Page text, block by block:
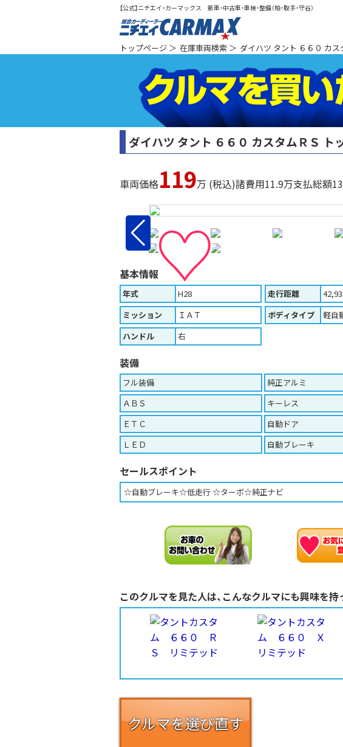
【公式】ニチエイ・カーマックス 新車・中古車・車検・整備（柏・取手・守谷）
総合カーディーラー ニ
トップページ ＞ 在庫車両検索 ＞ ダイハツ タント ６６０ カ
ダイハツ タント ６６０ カスタムＲＳ ト
車両価格119万 (税込)諸費用11.9万支払総額
♡
基本情報
年式 H28 走行距離
ミッション
ＩＡＴ ボディタイプ 軽自
ハンドル
右
装備
フル装備 純正アルミ
ＡＢＳ
キーレス
ＥＴＣ
自動ドア
ＬＥＤ
自動ブレーキ
セールスポイント
☆自動ブレーキ☆低走行 ☆ターボ☆純正ナビ
このクルマを見た人は、こんなクルマにも興味を持
クルマを選び直す